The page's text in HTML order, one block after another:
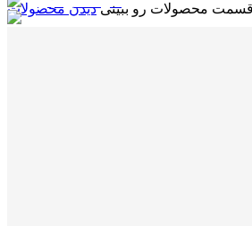
قسمت محصولات رو ببینی